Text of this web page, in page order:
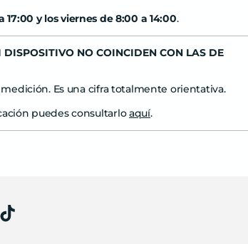
17:00 y los viernes de 8:00 a 14:00.
NO COINCIDEN CON LAS DE
Es una cifra totalmente orientativa.
puedes consultarloaquí.